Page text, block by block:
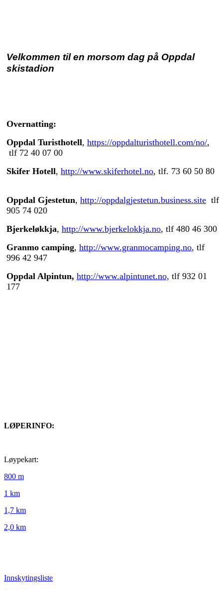
Velkommen til en morsom dag på Oppdal
skistadion
Overnatting:
Oppdal Turisthotell, https://oppdalturisthotell.com/no/,
tlf 72 40 07 00
Skifer Hotell, http://www.skiferhotel.no, tlf. 73 60 50 80
Oppdal Gjestetun, http://oppdalgjestetun.business.site tlf
905 74 020
Bjerkeløkkja, http://www.bjerkelokkja.no, tlf 480 46 300
Granmo camping, http://www.granmocamping.no, tlf
996 42 947
Oppdal Alpintun, http://www.alpintunet.no, tlf 932 01
177
LØPERINFO:
Løypekart:
800 m
1 km
1,7 km
2,0 km
Innskytingsliste